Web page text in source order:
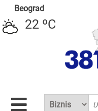
Beograd
22 ºC